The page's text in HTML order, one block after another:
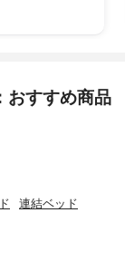
おすすめ商品
連結ベッド